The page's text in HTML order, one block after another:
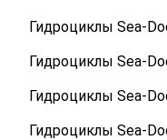
Гидроциклы Sea-
Гидроциклы Sea-
Гидроциклы Sea-
Гидроциклы Sea-